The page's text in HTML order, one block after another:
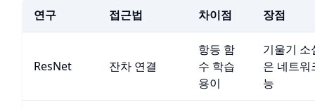
연구 접근법 차이점 장점
ResNet 잔차 연결
항등 함
수 학습
용이
기울기 소
은 네트워
능